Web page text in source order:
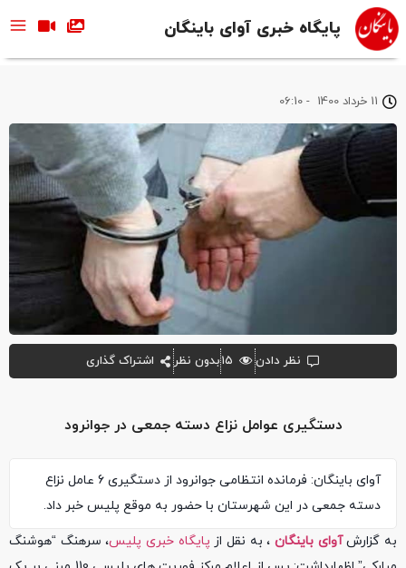
پایگاه خبری آوای باینگان
دستگیری عوامل نزاع دسته جمعی در جوانرود
آوای باینگان: فرمانده انتظامی جوانرود از دستگیری 6 عامل نزاع
دسته جمعی در این شهرستان با حضور به موقع پلیس خبر داد.
11 خرداد 1400 -
06:10
نظر دادن ۱۵بدون نظر اشتراک گذاری
به گزارشآوای باینگان، به نقل از پایگاه خبری پلیس، سرهنگ “هوشنگ